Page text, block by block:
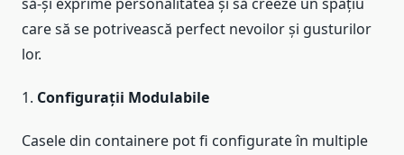
care să se potrivească perfect nevoilor și gusturilor
lor.
1. Configurații Modulabile
Casele din containere pot fi configurate în multiple